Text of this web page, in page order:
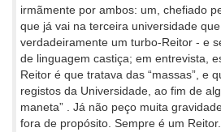
irmãmente por ambos: um, chefiado
que já vai na terceira universidade
verdadeiramente um turbo-Reitor - e
de linguagem castiça; em entrevista,
Reitor é que tratava das “massas”, e
registos da Universidade, ao fim de
maneta” . Já não peço muita
fora de propósito. Sempre é um